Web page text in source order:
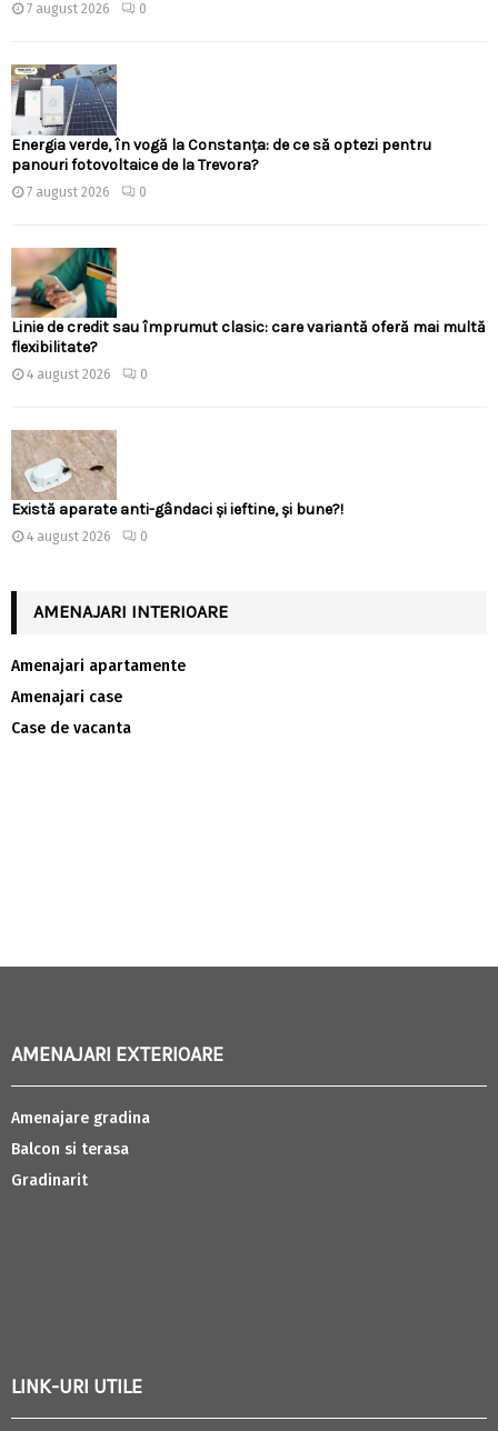
7 august 2026 0
Energia verde, în vogă la Constanța: de ce să optezi pentru
panouri fotovoltaice de la Trevora?
7 august 2026 0
Linie de credit sau împrumut clasic: care variantă oferă mai multă
flexibilitate?
4 august 2026 0
Există aparate anti-gândaci și ieftine, și bune?!
4 august 2026 0
AMENAJARI INTERIOARE
Amenajari apartamente
Amenajari case
Case de vacanta
AMENAJARI EXTERIOARE
Amenajare gradina
Balcon si terasa
Gradinarit
LINK-URI UTILE